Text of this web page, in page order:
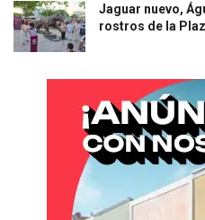
Jaguar nuevo,
rostros de la